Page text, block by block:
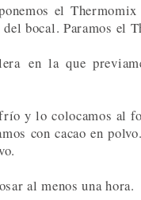
el
del bocal. Paramos el
en la que
y lo colocamos al
con cacao en
al menos una hora.